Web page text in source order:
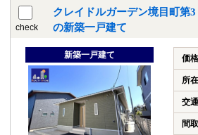
check
クレイドルガーデン境目町
の新築一戸建て
新築一戸建て 価格
所
交通
間